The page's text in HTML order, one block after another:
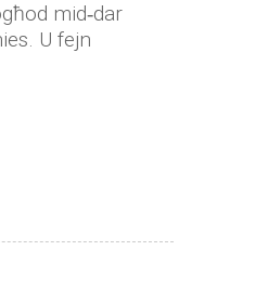
mid‑dar
U fejn